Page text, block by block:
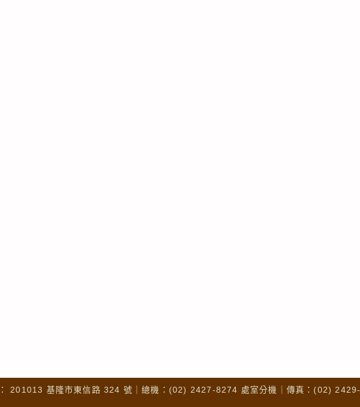
201013 基隆市東信路 324 號｜總機：(02) 2427-8274 處室分機｜傳真：(02) 2429-